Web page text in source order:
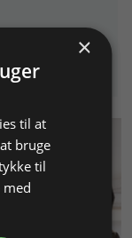
×
til at
bruge
til
med